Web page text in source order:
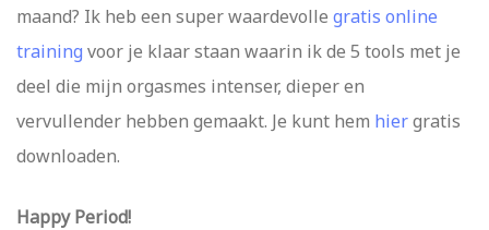
maand? Ik heb een super waardevolle gratis online
training voor je klaar staan waarin ik de 5 tools met je
deel die mijn orgasmes intenser, dieper en
vervullender hebben gemaakt. Je kunt hem hiergratis
downloaden.
Happy Period!